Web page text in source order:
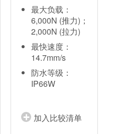
最大负载：
6,000N (推力)；
2,000N (拉力)
最快速度：
14.7mm/s
防水等级：
IP66W
加入比较清单